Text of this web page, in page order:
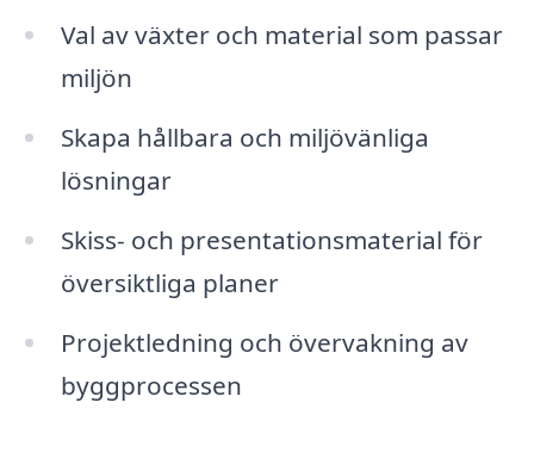
Val av växter och material som passar
miljön
Skapa hållbara och miljövänliga
lösningar
Skiss- och presentationsmaterial för
översiktliga planer
Projektledning och övervakning av
byggprocessen